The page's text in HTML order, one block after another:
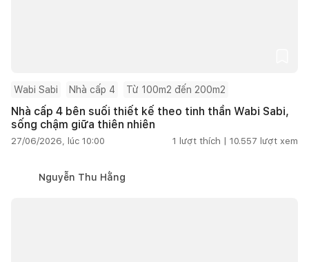
Wabi Sabi Nhà cấp 4 Từ 100m2 đến 200m2
Nhà cấp 4 bên suối thiết kế theo tinh thần Wabi Sabi,
sống chậm giữa thiên nhiên
27/06/2026, lúc 10:00 1 lượt thích | 10.557 lượt xem
Nguyễn Thu Hằng